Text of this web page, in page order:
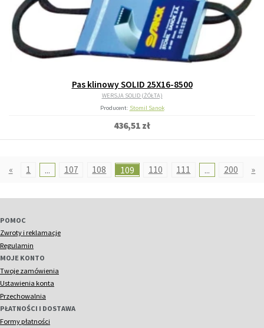
Pas klinowy SOLID 25X16-8500
WERSJA SOLID (ŻÓŁTA)
Producent: Stomil Sanok
436,51 zł
« 1 ... 107 108 109 110 111 ... 200 »
POMOC
Zwroty i reklamacje
Regulamin
MOJE KONTO
Twoje zamówienia
Ustawienia konta
Przechowalnia
PŁATNOŚCI I DOSTAWA
Formy płatności